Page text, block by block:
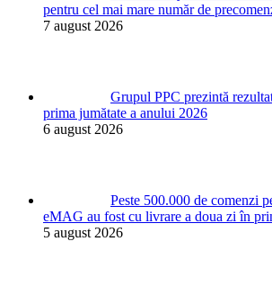
pentru cel mai mare număr de
7 august 2026
Grupul PPC prezintă
prima jumătate a anului 2026
6 august 2026
Peste 500.000 de comenzi
eMAG au fost cu livrare a doua zi în
5 august 2026